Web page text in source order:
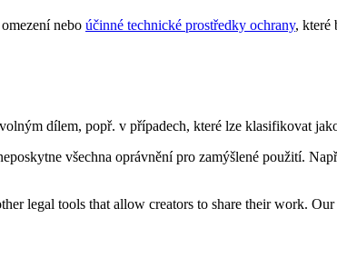
nebo účinné technické prostředky ochrany, které
dílem, popř. v případech, které lze klasifikovat
všechna oprávnění pro zamýšlené použití.
legal tools that allow creators to share their work. Our